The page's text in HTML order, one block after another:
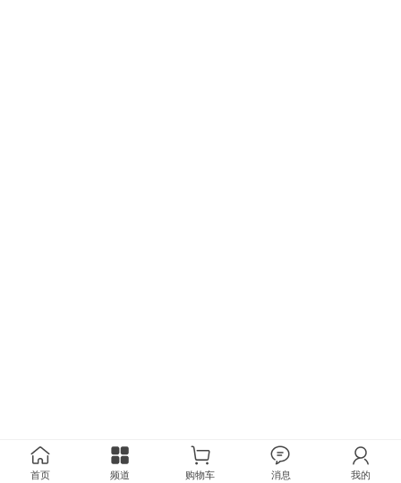
首页 频道 购物车 消息 我的